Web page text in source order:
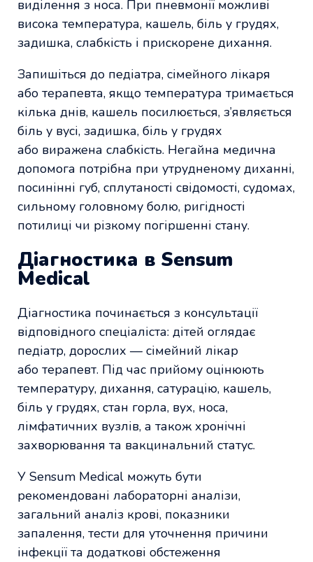
виділення з носа. При пневмонії можливі
висока температура, кашель, біль у грудях,
задишка, слабкість і прискорене дихання.
Запишіться до педіатра, сімейного лікаря
або терапевта, якщо температура тримається
кілька днів, кашель посилюється, з’являється
біль у вусі, задишка, біль у грудях
або виражена слабкість. Негайна медична
допомога потрібна при утрудненому диханні,
посинінні губ, сплутаності свідомості, судомах,
сильному головному болю, ригідності
потилиці чи різкому погіршенні стану.
Діагностика в Sensum
Medical
Діагностика починається з консультації
відповідного спеціаліста: дітей оглядає
педіатр, дорослих — сімейний лікар
або терапевт. Під час прийому оцінюють
температуру, дихання, сатурацію, кашель,
біль у грудях, стан горла, вух, носа,
лімфатичних вузлів, а також хронічні
захворювання та вакцинальний статус.
У Sensum Medical можуть бути
рекомендовані лабораторні аналізи,
загальний аналіз крові, показники
запалення, тести для уточнення причини
інфекції та додаткові обстеження